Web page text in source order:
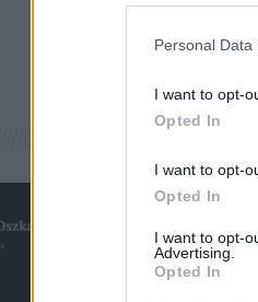
Personal
I want to opt-
Opted In
I want to opt-
Opted In
I want to opt-
Advertising.
Opted In